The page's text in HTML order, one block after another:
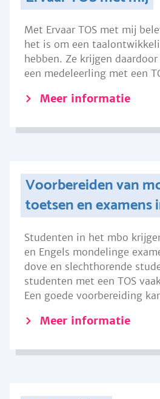
Met Ervaar TOS met mij
het is om een
hebben. Ze krijgen
een medeleerling met een
Meer informatie
Voorbereiden van
toetsen en examens
Studenten in het mbo
en Engels mondelinge
dove en slechthorende
studenten met een TOS
Een goede voorbereiding
Meer informatie